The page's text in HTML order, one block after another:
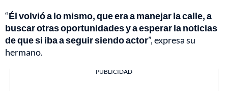
“Él volvió a lo mismo, que era a manejar la calle, a
buscar otras oportunidades y a esperar la noticias
de que si iba a seguir siendo actor”, expresa su
hermano.
PUBLICIDAD